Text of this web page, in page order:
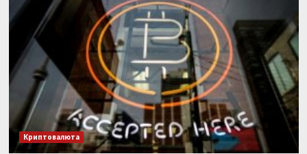
биткоины,
золото
предметы
роскоши,
пока
не
поздно
Криптовалюта